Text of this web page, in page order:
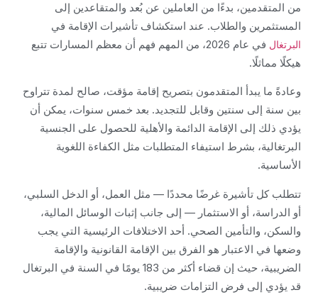
من المتقدمين، بدءًا من العاملين عن بُعد والمتقاعدين إلى
المستثمرين والطلاب. عند استكشاف تأشيرات الإقامة في
البرتغال
في عام 2026، من المهم فهم أن معظم المسارات تتبع
هيكلًا مماثلًا.
وعادةً ما يبدأ المتقدمون بتصريح إقامة مؤقت، صالح لمدة تتراوح
بين سنة إلى سنتين وقابل للتجديد. بعد خمس سنوات، يمكن أن
يؤدي ذلك إلى الإقامة الدائمة والأهلية للحصول على الجنسية
البرتغالية، بشرط استيفاء المتطلبات مثل الكفاءة اللغوية
الأساسية.
تتطلب كل تأشيرة غرضًا محددًا — مثل العمل، أو الدخل السلبي،
أو الدراسة، أو الاستثمار — إلى جانب إثبات الوسائل المالية،
والسكن، والتأمين الصحي. أحد الاختلافات الرئيسية التي يجب
وضعها في الاعتبار هو الفرق بين الإقامة القانونية والإقامة
الضريبية، حيث إن قضاء أكثر من 183 يومًا في السنة في البرتغال
قد يؤدي إلى فرض التزامات ضريبية.